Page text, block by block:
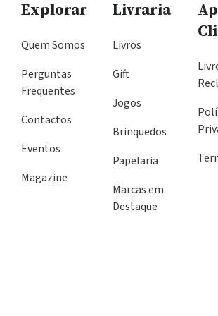
Explorar
Quem Somos
Perguntas
Frequentes
Contactos
Eventos
Magazine
Livraria
Livros
Gift
Jogos
Brinquedos
Papelaria
Marcas em
Destaque